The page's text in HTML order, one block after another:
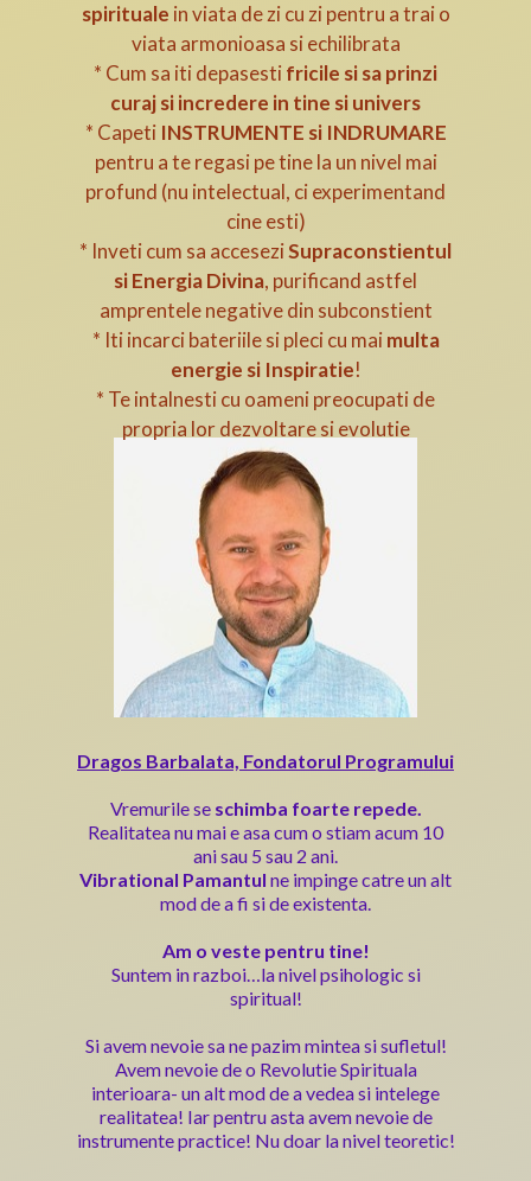
Dragos Barbalata, Fondatorul Programului
Vremurile se schimba foarte repede.
Realitatea nu mai e asa cum o stiam acum 10
ani sau 5 sau 2 ani.
Vibrational Pamantul ne impinge catre un alt
mod de a fi si de existenta.
Am o veste pentru tine!
Suntem in razboi…la nivel psihologic si
spiritual!
Si avem nevoie sa ne pazim mintea si sufletul!
Avem nevoie de o Revolutie Spirituala
interioara- un alt mod de a vedea si intelege
realitatea! Iar pentru asta avem nevoie de
instrumente practice! Nu doar la nivel teoretic!
spirituale in viata de zi cu zi pentru a trai o
viata armonioasa si echilibrata
* Cum sa iti depasesti fricile si sa prinzi
curaj si incredere in tine si univers
* Capeti INSTRUMENTE si INDRUMARE
pentru a te regasi pe tine la un nivel mai
profund (nu intelectual, ci experimentand
cine esti)
* Inveti cum sa acceseziSupraconstientul
si Energia Divina, purificand astfel
amprentele negative din subconstient
* Iti incarci bateriile si pleci cu mai multa
energie si Inspiratie!
* Te intalnesti cu oameni preocupati de
propria lor dezvoltare si evolutie